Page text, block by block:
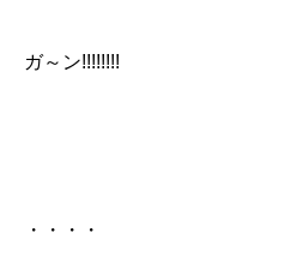
ガ～ン!!!!!!!!
・・・・